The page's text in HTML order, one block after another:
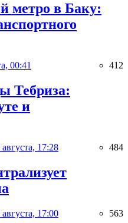
метро в Баку:
00:41 412
Тебриза:
и
августа, 17:28 484
августа, 17:00 563